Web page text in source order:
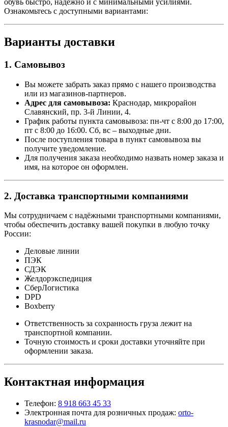
обувь быстро, надёжно и с минимальными усилиями.
Ознакомьтесь с доступными вариантами:
Варианты доставки
1. Самовывоз
Вы можете забрать заказ прямо с нашего производства
или из магазинов-партнеров.
Адрес для самовывоза: Краснодар, микрорайон
Славянский, пр. 3-й Линии, 4.
График работы пункта самовывоза: пн-чт с 8:00 до 17:00,
пт с 8:00 до 16:00. Сб, вс – выходные дни.
После поступления товара в пункт самовывоза вы
получите уведомление.
Для получения заказа необходимо назвать номер заказа и
имя, на которое он оформлен.
2. Доставка транспортными компаниями
Мы сотрудничаем с надёжными транспортными компаниями,
чтобы обеспечить доставку вашей покупки в любую точку
России:
Деловые линии
ПЭК
СДЭК
Желдорэкспедиция
СберЛогистика
DPD
Boxberry
Ответственность за сохранность груза лежит на
транспортной компании.
Точную стоимость и сроки доставки уточняйте при
оформлении заказа.
Контактная информация
Телефон: 8 918 663 45 33
Электронная почта для розничных продаж: orto-
krasnodar@mail.ru